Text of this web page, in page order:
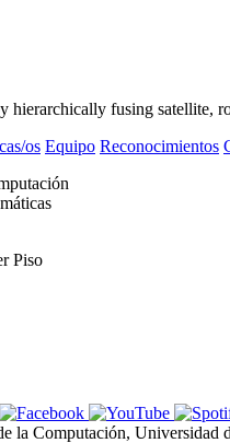
hierarchically fusing satellite,
os Equipo Reconocimientos
Piso
la Computación, Universidad